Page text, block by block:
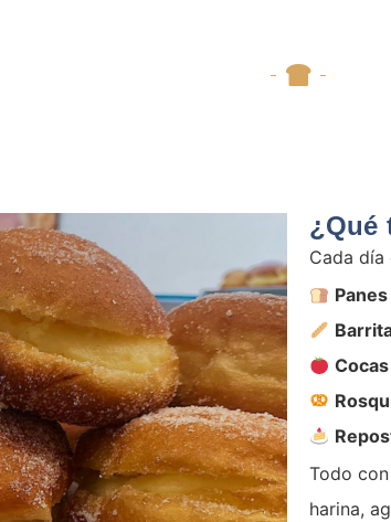
¿Qué
Cada día
Todo con
harina,